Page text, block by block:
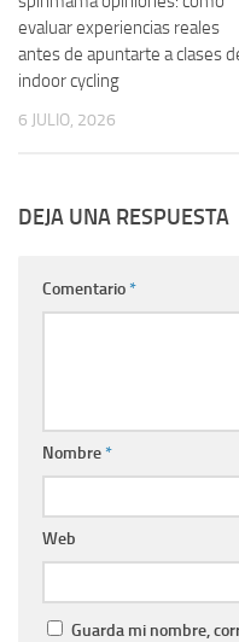
evaluar experiencias reales
antes de apuntarte a clases
indoor cycling
6 JULIO, 2026
DEJA UNA RESPUESTA
Comentario*
Nombre*
Web
Guarda mi nombre,